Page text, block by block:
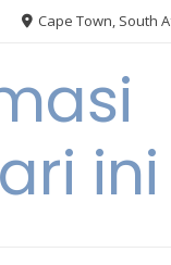
Cape Town, South
ini